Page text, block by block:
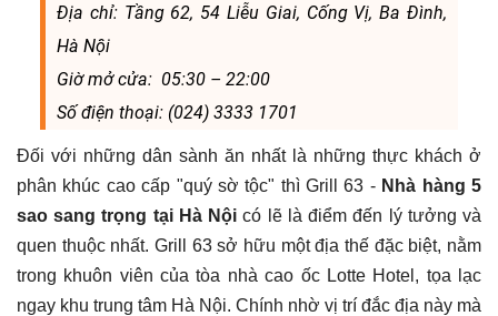
Địa chỉ: Tầng 62, 54 Liễu Giai, Cống Vị, Ba Đình,
Hà Nội
Giờ mở cửa: 05:30 – 22:00
Số điện thoại: (024) 3333 1701
Đối với những dân sành ăn nhất là những thực khách ở
phân khúc cao cấp "quý sờ tộc" thì Grill 63 - Nhà hàng 5
sao sang trọng tại Hà Nội có lẽ là điểm đến lý tưởng và
quen thuộc nhất. Grill 63 sở hữu một địa thế đặc biệt, nằm
trong khuôn viên của tòa nhà cao ốc Lotte Hotel, tọa lạc
ngay khu trung tâm Hà Nội. Chính nhờ vị trí đắc địa này mà